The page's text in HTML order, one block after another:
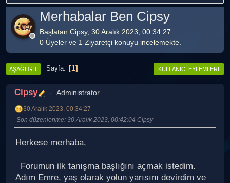
Merhabalar Ben Cipsy
Başlatan Cipsy, 30 Aralık 2023, 00:34:27
0 Üyeler ve 1 Ziyaretçi konuyu incelemekte.
AŞAĞI GIT Sayfa 1 KULLANICI EYLEMLERI
Cipsy Administrator
30 Aralık 2023, 00:34:27
Son düzenlenme: 30 Aralık 2023, 00:42:04 Cipsy
Herkese merhaba,
Forumun ilk tanışma başlığını açmak istedim.
Adım Emre, yaş olarak yolun yarısını devirdim ve